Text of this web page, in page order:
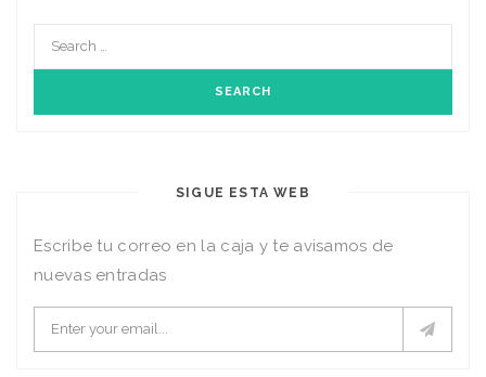
SIGUE ESTA WEB
Escribe tu correo en la caja y te avisamos de
nuevas entradas